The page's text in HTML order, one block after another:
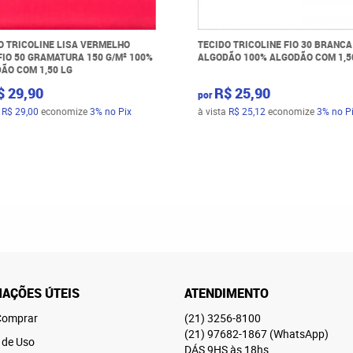
TRICOLINE LISA VERMELHO
50 GRAMATURA 150 G/M² 100%
COM 1,50 LG
29,90
R$ 29,00 economize3%no Pix
TECIDO TRICOLINE FIO 30
ALGODÃO 100% ALGODÃO COM
por R$ 25,90
à vista R$ 25,12 economize3% no
ÚTEIS
Uso
ATENDIMENTO
(21) 3256-8100
(21) 97682-1867 (WhatsApp)
DÁS 9HS às 18hs